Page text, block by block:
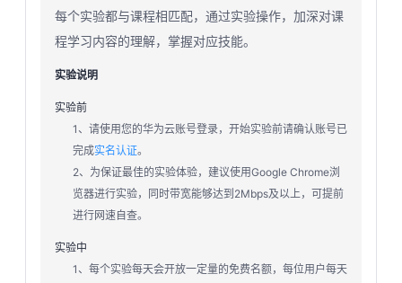
每个实验都与课程相匹配，通过实验操作，加深对课
程学习内容的理解，掌握对应技能。
实验说明
实验前
1、请使用您的华为云账号登录，开始实验前请确认账号已
完成实名认证。
2、为保证最佳的实验体验，建议使用Google Chrome浏
览器进行实验，同时带宽能够达到2Mbps及以上，可提前
进行网速自查。
实验中
1、每个实验每天会开放一定量的免费名额，每位用户每天